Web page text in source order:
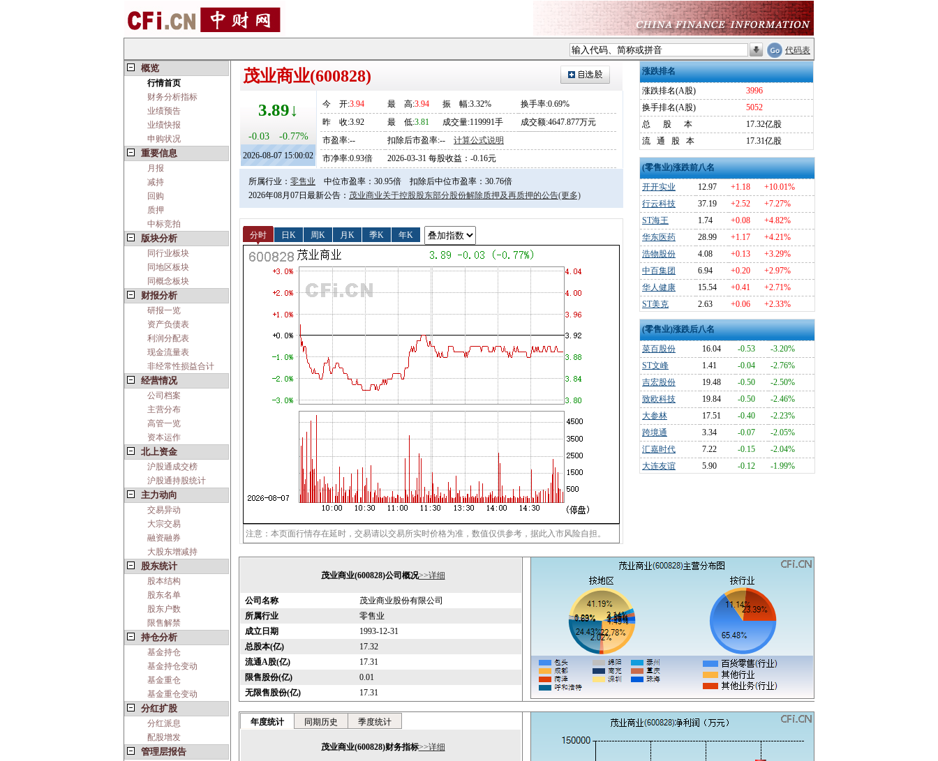
代码表
概览
行情首页
财务分析指标
业绩预告
业绩快报
申购状况
重要信息
月报
减持
回购
质押
中标竞拍
版块分析
同行业板块
同地区板块
同概念板块
财报分析
研报一览
资产负债表
利润分配表
现金流量表
非经常性损益合计
经营情况
公司档案
主营分布
高管一览
资本运作
北上资金
沪股通成交榜
沪股通持股统计
主力动向
交易异动
大宗交易
融资融券
大股东增减持
股东统计
股本结构
股东名单
股东户数
限售解禁
持仓分析
基金持仓
基金持仓变动
基金重仓
基金重仓变动
分红扩股
分红派息
配股增发
管理层报告
茂业商业(600828)
3.89↓
-0.03 -0.77%
2026-08-07 15:00:02
今 开:3.94 最 高:3.94 振 幅:3.32%
换手率:0.69%
昨
收:3.92 最 低:3.81 成交量:119991手
成交额:4647.877万元
市盈率:--
扣除后市盈率:--
计算公式说明
市净率:0.93倍
2026-03-31 每股收益：-0.16元
所属行业： 零售业 中位市盈率：30.95倍
扣除后中位市盈率：30.76倍
2026年08月07日最新公告： 茂业商业关于控股股东部分股份解除质押及再质押的公告(更多)
分时 日K 周K 月K 季K 年K
注意：本页面行情存在延时，交易请以交易所实时价格为准，数值仅供参考，据此入市风险自担。
涨跌排名
涨跌排名(A股)
3996
换手排名(A股)
5052
总
股 本
17.32亿股
流
通 股 本 17.31亿股
(零售业)涨跌前八名
开开实业
12.97 +1.18
+10.01%
行云科技
37.19 +2.52
+7.27%
ST海王
1.74 +0.08
+4.82%
华东医药
28.99 +1.17
+4.21%
浩物股份
4.08 +0.13
+3.29%
中百集团
6.94 +0.20
+2.97%
华人健康
15.54 +0.41
+2.71%
ST美克
2.63 +0.06 +2.33%
(零售业)涨跌后八名
菜百股份
16.04 -0.53
-3.20%
ST文峰
1.41 -0.04
-2.76%
吉宏股份
19.48 -0.50
-2.50%
致欧科技
19.84 -0.50
-2.46%
大参林
17.51 -0.40
-2.23%
跨境通
3.34 -0.07
-2.05%
汇嘉时代
7.22 -0.15
-2.04%
大连友谊
5.90 -0.12 -1.99%
茂业商业(600828)公司概况>>详细
公司名称
茂业商业股份有限公司
所属行业
零售业
成立日期
1993-12-31
总股本(亿)
17.32
流通A股(亿)
17.31
限售股份(亿)
0.01
无限售股份(亿)
17.31
年度统计 同期历史 季度统计
茂业商业(600828)财务指标>>详细